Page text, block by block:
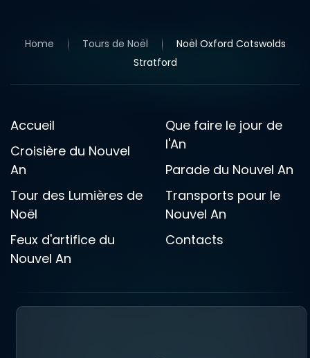
Home Tours de Noël
Noël Oxford Cotswolds
Stratford
Accueil
Croisière du Nouvel
An
Tour des Lumières de
Noël
Feux d'artifice du
Nouvel An
Que faire le jour de
l'An
Parade du Nouvel An
Transports pour le
Nouvel An
Contacts